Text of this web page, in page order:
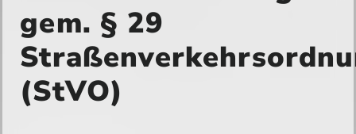
gem. § 29
(StVO)